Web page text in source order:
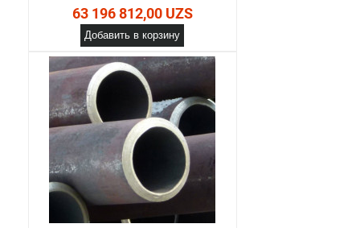
63 196 812,00 UZS
Добавить в корзину